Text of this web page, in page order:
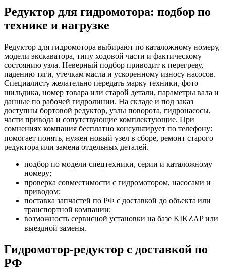
Редуктор для гидромотора: подбор по
технике и нагрузке
Редуктор для гидромотора выбирают по каталожному номеру,
модели экскаватора, типу ходовой части и фактическому
состоянию узла. Неверный подбор приводит к перегреву,
падению тяги, утечкам масла и ускоренному износу насосов.
Специалисту желательно передать марку техники, фото
шильдика, номер товара или старой детали, параметры вала и
данные по рабочей гидролинии. На складе и под заказ
доступны бортовой редуктор, узлы поворота, гидронасосы,
части привода и сопутствующие комплектующие. При
сомнениях компания бесплатно консультирует по телефону:
помогает понять, нужен новый узел в сборе, ремонт старого
редуктора или замена отдельных деталей.
подбор по модели спецтехники, серии и каталожному
номеру;
проверка совместимости с гидромотором, насосами и
приводом;
поставка запчастей по РФ с доставкой до объекта или
транспортной компании;
возможность сервисной установки на базе KIKZAP или
выездной замены.
Гидромотор-редуктор с доставкой по
РФ